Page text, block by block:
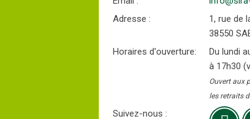
Adresse :
1, rue de
38550
Horaires d'ouverture:
Du lundi
à 17h30
Ouvert aux
les retraits
Suivez-nous :